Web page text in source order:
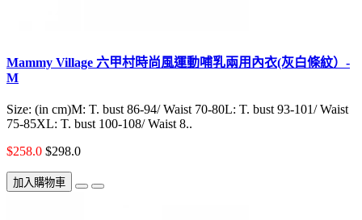
Mammy Village 六甲村時尚風運動哺乳兩用內衣(灰白條紋）-
M
Size: (in cm)M: T. bust 86-94/ Waist 70-80L: T. bust 93-101/ Waist
75-85XL: T. bust 100-108/ Waist 8..
$258.0 $298.0
加入購物車